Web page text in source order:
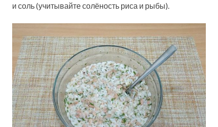
и соль (учитывайте солёность риса и рыбы).